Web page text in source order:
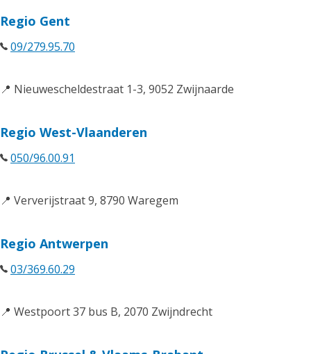
Regio Gent
09/279.95.70
📍 Nieuwescheldestraat 1-3, 9052 Zwijnaarde
Regio West-Vlaanderen
050/96.00.91
📍 Ververijstraat 9, 8790 Waregem
Regio Antwerpen
03/369.60.29
📍 Westpoort 37 bus B, 2070 Zwijndrecht